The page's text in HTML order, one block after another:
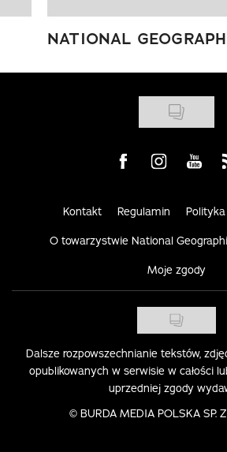
NATIONAL
Visit us on Facebook
Visit us onVisit us
Kontakt Regulamin
O towarzystwie National
Moje zgody
Dalsze rozpowszechnianie tekstów,
opublikowanych w serwisie w całości
uprzedniej zgody
© BURDA MEDIA POLSKA SP.